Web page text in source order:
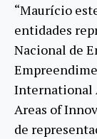
“Maurício
entidades
Nacional de
International
Areas of
de